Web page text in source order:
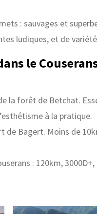
: sauvages et
ludiques, et de
le
la forêt de Betchat.
à la pratique.
de Bagert. Moins de
: 120km, 3000D+,